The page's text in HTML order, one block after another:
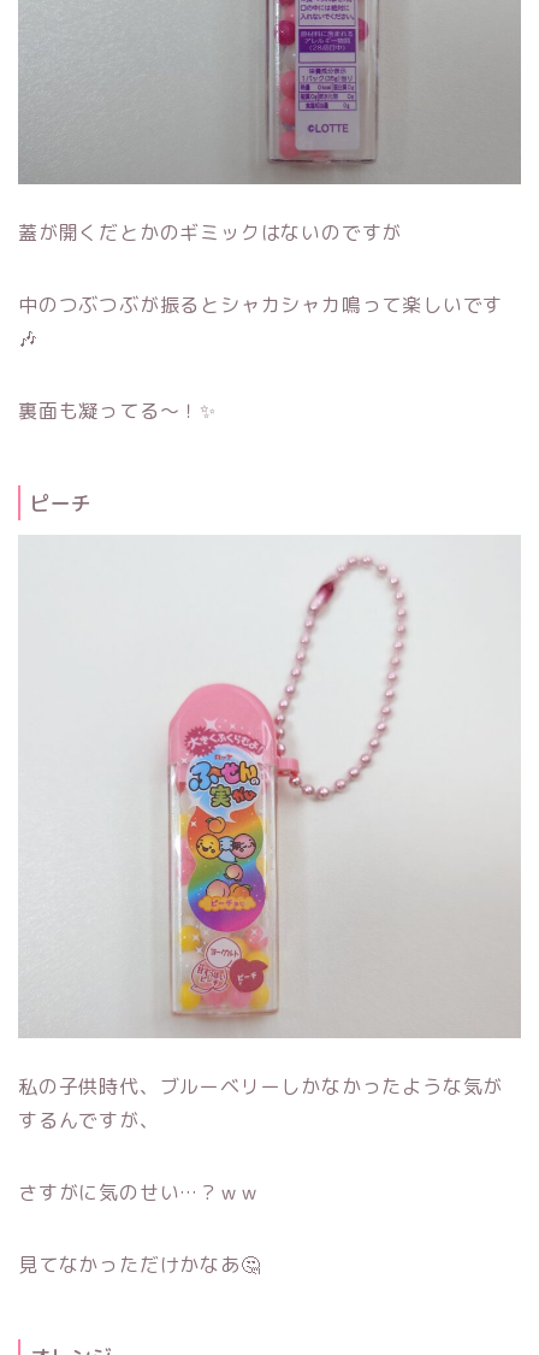
蓋が開くだとかのギミックはないのですが
中のつぶつぶが振るとシャカシャカ鳴って楽しいです
🎶
裏面も凝ってる～！✨
ピーチ
私の子供時代、ブルーベリーしかなかったような気が
するんですが、
さすがに気のせい…？ｗｗ
見てなかっただけかなあ🤔